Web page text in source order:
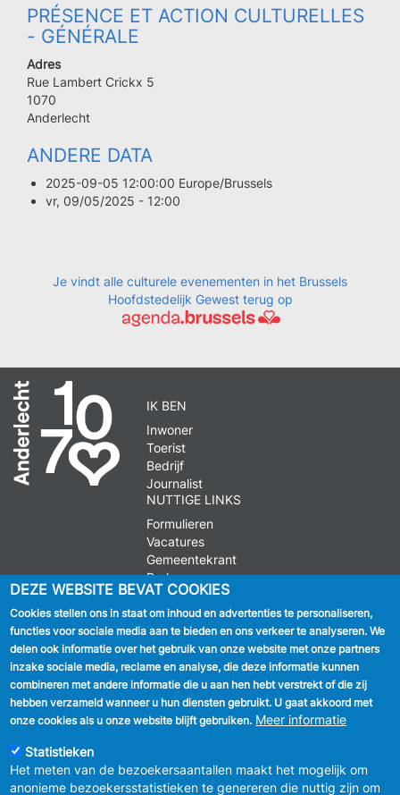
PRÉSENCE ET ACTION CULTURELLES
- GÉNÉRALE
Adres
Rue Lambert Crickx 5
Code
postal
1070
Ville
Anderlecht
ANDERE DATA
2025-09-05 12:00:00 Europe/Brussels
vr, 09/05/2025 - 12:00
Je vindt alle culturele evenementen in het Brussels
Hoofdstedelijk Gewest terug op
IK BEN
Inwoner
Toerist
Bedrijf
Journalist
NUTTIGE LINKS
Formulieren
Vacatures
Gemeentekrant
Parkeren
VOLG ONS
Facebook
Linkedin
Instagram
DEZE WEBSITE BEVAT COOKIES
Cookies stellen ons in staat om inhoud en advertenties te personaliseren,
functies voor sociale media aan te bieden en ons verkeer te analyseren. We
delen ook informatie over het gebruik van onze website met onze partners
inzake sociale media, reclame en analyse, die deze informatie kunnen
combineren met andere informatie die u aan hen hebt verstrekt of die zij
hebben verzameld wanneer u hun diensten gebruikt. U gaat akkoord met
onze cookies als u onze website blijft gebruiken. Meer informatie
Statistieken
Het meten van de bezoekersaantallen maakt het mogelijk om
anonieme bezoekersstatistieken te genereren die nuttig zijn om